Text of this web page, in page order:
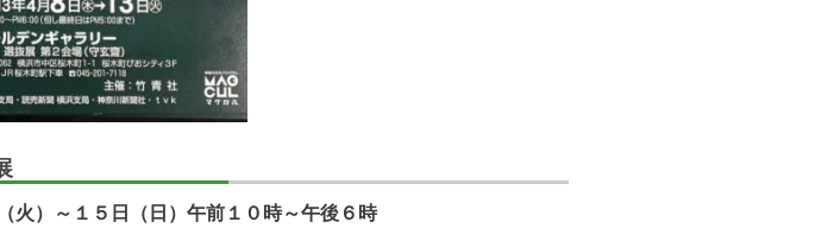
火）～１５日（日）午前１０時～午後６時